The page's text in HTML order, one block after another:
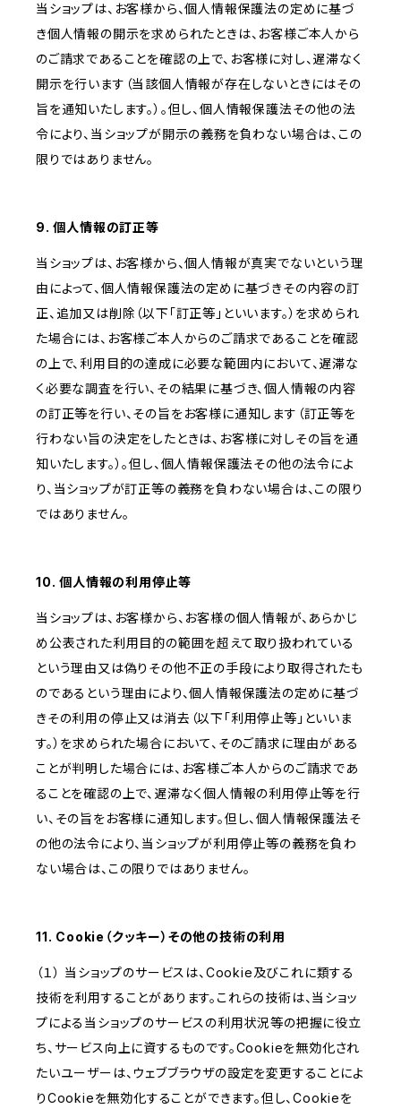
当ショップは、お客様から、個人情報保護法の定めに基づ
き個人情報の開示を求められたときは、お客様ご本人から
のご請求であることを確認の上で、お客様に対し、遅滞なく
開示を行います（当該個人情報が存在しないときにはその
旨を通知いたします。）。但し、個人情報保護法その他の法
令により、当ショップが開示の義務を負わない場合は、この
限りではありません。
9. 個人情報の訂正等
当ショップは、お客様から、個人情報が真実でないという理
由によって、個人情報保護法の定めに基づきその内容の訂
正、追加又は削除（以下「訂正等」といいます。）を求められ
た場合には、お客様ご本人からのご請求であることを確認
の上で、利用目的の達成に必要な範囲内において、遅滞な
く必要な調査を行い、その結果に基づき、個人情報の内容
の訂正等を行い、その旨をお客様に通知します（訂正等を
行わない旨の決定をしたときは、お客様に対しその旨を通
知いたします。）。但し、個人情報保護法その他の法令によ
り、当ショップが訂正等の義務を負わない場合は、この限り
ではありません。
10. 個人情報の利用停止等
当ショップは、お客様から、お客様の個人情報が、あらかじ
め公表された利用目的の範囲を超えて取り扱われている
という理由又は偽りその他不正の手段により取得されたも
のであるという理由により、個人情報保護法の定めに基づ
きその利用の停止又は消去（以下「利用停止等」といいま
す。）を求められた場合において、そのご請求に理由がある
ことが判明した場合には、お客様ご本人からのご請求であ
ることを確認の上で、遅滞なく個人情報の利用停止等を行
い、その旨をお客様に通知します。但し、個人情報保護法そ
の他の法令により、当ショップが利用停止等の義務を負わ
ない場合は、この限りではありません。
11. Cookie（クッキー）その他の技術の利用
（１） 当ショップのサービスは、Cookie及びこれに類する
技術を利用することがあります。これらの技術は、当ショッ
プによる当ショップのサービスの利用状況等の把握に役立
ち、サービス向上に資するものです。Cookieを無効化され
たいユーザーは、ウェブブラウザの設定を変更することによ
りCookieを無効化することができます。但し、Cookieを